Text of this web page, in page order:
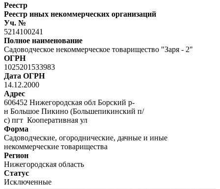
Реестр
Реестр иных некоммерческих организаций
Уч. №
5214100241
Полное наименование
Садоводческое некоммерческое товарищество "Заря - 2"
ОГРН
1025201533983
Дата ОГРН
14.12.2000
Адрес
606452 Нижегородская обл Борский р-
н Большое Пикино (Большепикинский п/
с) пгт Кооперативная ул
Форма
Садоводческие, огороднические, дачные и иные
некоммерческие товарищества
Регион
Нижегородская область
Статус
Исключенные